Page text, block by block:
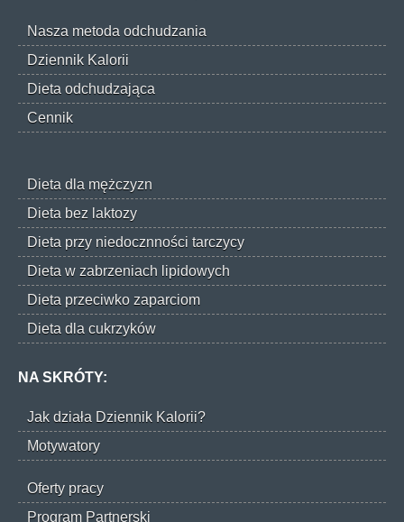
Nasza metoda odchudzania
Dziennik Kalorii
Dieta odchudzająca
Cennik
Dieta dla mężczyzn
Dieta bez laktozy
Dieta przy niedocznności tarczycy
Dieta w zabrzeniach lipidowych
Dieta przeciwko zaparciom
Dieta dla cukrzyków
NA SKRÓTY:
Jak działa Dziennik Kalorii?
Motywatory
Oferty pracy
Program Partnerski